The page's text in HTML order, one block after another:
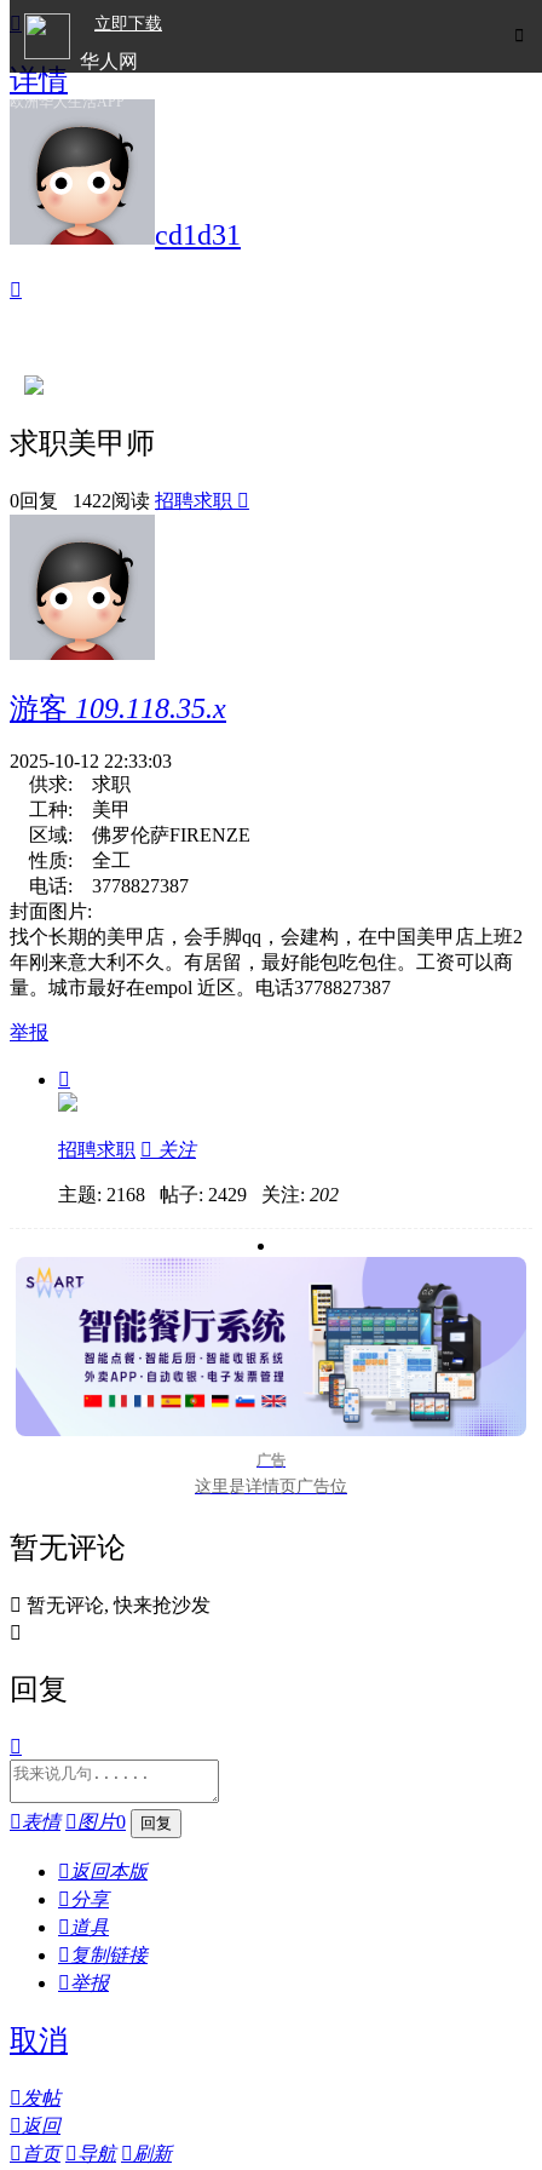

立即下载
华人网
欧洲华人生活APP

详情
cd1d31

求职美甲师
0回复 1422阅读 招聘求职 
游客 109.118.35.x
2025-10-12 22:33:03
供求:
求职
工种:
美甲
区域:
佛罗伦萨FIRENZE
性质:
全工
电话:
3778827387
封面图片:
找个长期的美甲店，会手脚qq，会建构，在中国美甲店上班2
年刚来意大利不久。有居留，最好能包吃包住。工资可以商
量。城市最好在empol 近区。电话3778827387
举报

招聘求职  关注
主题: 2168 帖子: 2429 关注: 202
广告
这里是详情页广告位
暂无评论
 暂无评论, 快来抢沙发

回复

表情 图片0
 返回本版
分享
 道具
 复制链接
举报
取消
发帖
 返回
 首页 导航 刷新